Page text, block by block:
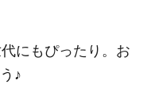
にもぴったり。お
♪